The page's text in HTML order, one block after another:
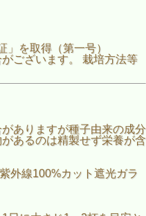
を取得（第一号）
ございます。 栽培方法等
ありますが種子由来の成分
あるのは精製せず栄養が含
外線100%カット遮光ガラ